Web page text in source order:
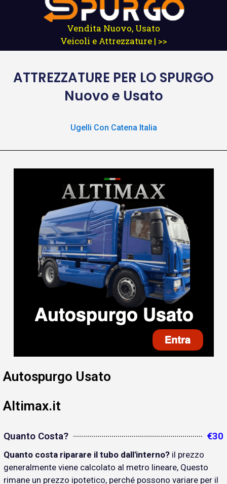
Vendita Nuovo, Usato
Veicoli e Attrezzature | >>
ATTREZZATURE PER LO SPURGO
Nuovo e Usato
Ugelli Con Catena Italia
Autospurgo Usato
Altimax.it
Quanto Costa? €30
Quanto costa riparare il tubo dall'interno? il prezzo
generalmente viene calcolato al metro lineare, Questo
rimane un prezzo ipotetico, perché possono variare per il